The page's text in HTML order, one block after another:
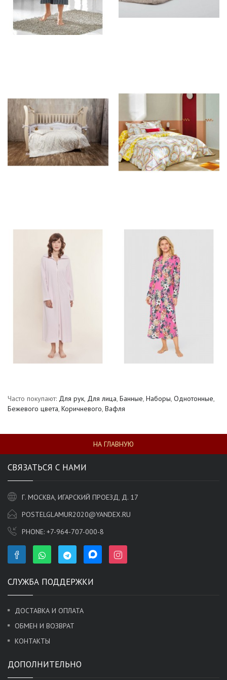
Часто покупают: Для рук, Для лица, Банные, Наборы, Однотонные,
Бежевого цвета, Коричневого, Вафля
НА ГЛАВНУЮ
СВЯЗАТЬСЯ С НАМИ
Г. МОСКВА, ИГАРСКИЙ ПРОЕЗД, Д. 17
POSTELGLAMUR2020@YANDEX.RU
PHONE: +7-964-707-000-8
СЛУЖБА ПОДДЕРЖКИ
ДОСТАВКА И ОПЛАТА
ОБМЕН И ВОЗВРАТ
КОНТАКТЫ
ДОПОЛНИТЕЛЬНО